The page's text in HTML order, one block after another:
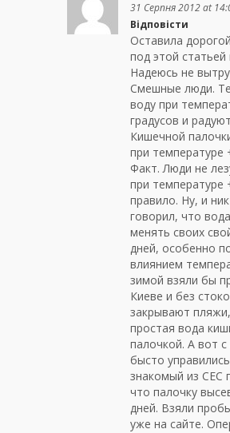
31 Серпня 2012 at
Відповісти
Оставила
под этой статьей
Надеюсь не
Смешные люди.
воду при
градусов и
Кишечной
при температуре
Факт. Люди не
при температуре
правило. Ну, и
говорил, что
менять своих
дней, особенно
влиянием
зимой взяли бы
Киеве и без
закрывают
простая вода
палочкой. А вот
бысто
знакомый из СЕС
что палочку
дней. Взяли
уже на сайте.